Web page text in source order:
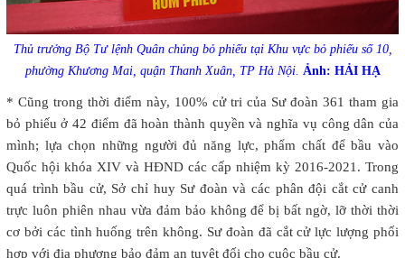
Thủ trưởng Bộ Tư lệnh Quân chủng bỏ phiếu tại Khu vực bỏ phiếu số 10,
phường Khương Mai, quận Thanh Xuân, TP Hà Nội. Ảnh: HẢI HẠ
* Cũng trong thời điểm này, 100% cử tri của Sư đoàn 361 tham gia
bỏ phiếu ở 42 điểm đã hoàn thành quyền và nghĩa vụ công dân của
mình; lựa chọn những người đủ năng lực, phẩm chất để bầu vào
Quốc hội khóa XIV và HĐND các cấp nhiệm kỳ 2016-2021. Trong
quá trình bầu cử, Sở chỉ huy Sư đoàn và các phân đội cắt cử canh
trực luôn phiên nhau vừa đảm bảo không để bị bất ngờ, lỡ thời thời
cơ bởi các tình huống trên không. Sư đoàn đã cắt cử lực lượng phối
hợp với địa phương bảo đảm an tuyệt đối cho cuộc bầu cử.